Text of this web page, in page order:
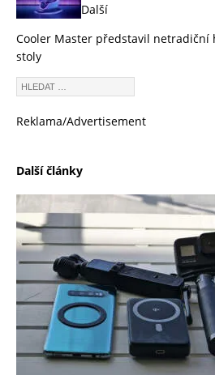
Další
Cooler Master představil netradiční
stoly
Reklama/Advertisement
Další články